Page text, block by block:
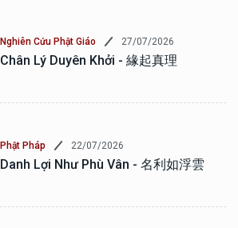
Nghiên Cứu Phật Giáo 27/07/2026
Chân Lý Duyên Khởi - 緣起真理
Phật Pháp 22/07/2026
Danh Lợi Như Phù Vân - 名利如浮雲